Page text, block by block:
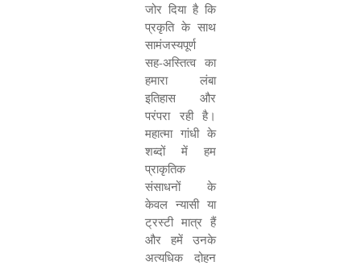
जोर दिया है कि
प्रकृति के साथ
सामंजस्यपूर्ण
सह-अस्तित्व का
हमारा लंबा
इतिहास और
परंपरा रही है।
महात्मा गांधी के
शब्दों में हम
प्राकृतिक
संसाधनों के
केवल न्यासी या
ट्रस्टी मात्र हैं
और हमें उनके
अत्यधिक दोहन